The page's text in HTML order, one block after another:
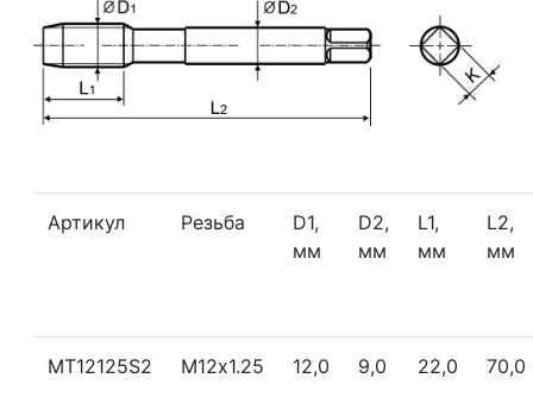
Артикул Резьба
D1,
мм
D2,
мм
L1,
мм
L2,
мм
MT12125S2 М12х1.25 12,0 9,0 22,0 70,0